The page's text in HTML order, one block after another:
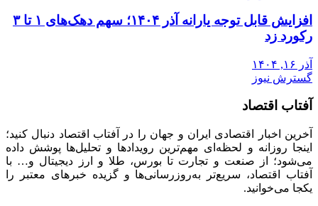
افزایش قابل توجه یارانه آذر ۱۴۰۴؛ سهم دهک‌های ۱ تا ۳
رکورد زد
آذر ۱۶, ۱۴۰۴
گسترش نیوز
آفتاب اقتصاد
آخرین اخبار اقتصادی ایران و جهان را در آفتاب اقتصاد دنبال کنید؛
اینجا روزانه و لحظه‌ای مهم‌ترین رویدادها و تحلیل‌ها پوشش داده
می‌شود؛ از صنعت و تجارت تا بورس، طلا و ارز دیجیتال و… با
آفتاب اقتصاد، سریع‌تر به‌روزرسانی‌ها و گزیده خبرهای معتبر را
یکجا می‌خوانید.